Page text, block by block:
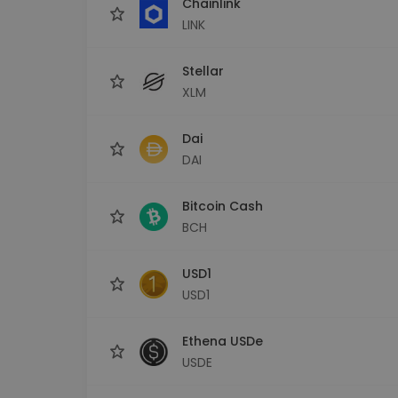
LINK
Stellar
XLM
Dai
DAI
Bitcoin Cash
BCH
USD1
USD1
Ethena USDe
USDE